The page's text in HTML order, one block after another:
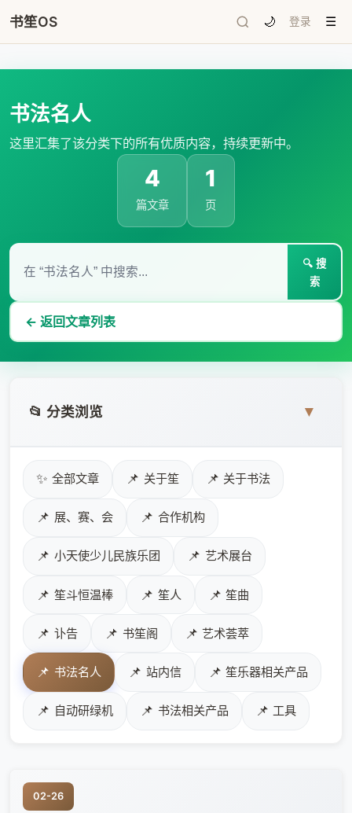
书笙OS 🌙 登录 ☰
书法名人
这里汇集了该分类下的所有优质内容，持续更新中。
4
篇文章
1
页
🔍 搜
索
← 返回文章列表
📂 分类浏览 ▼
✨ 全部文章 📌 关于笙 📌 关于书法
📌 展、赛、会 📌 合作机构
📌 小天使少儿民族乐团 📌 艺术展台
📌 笙斗恒温棒 📌 笙人 📌 笙曲
📌 讣告 📌 书笙阁 📌 艺术荟萃
📌 书法名人 📌 站内信 📌 笙乐器相关产品
📌 自动研绿机 📌 书法相关产品 📌 工具
02-26